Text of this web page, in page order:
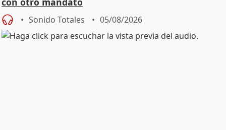
Sonido Totales 05/08/2026